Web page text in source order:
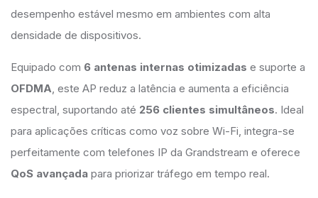
desempenho estável mesmo em ambientes com alta
densidade de dispositivos.
Equipado com 6 antenas internas otimizadas e suporte a
OFDMA, este AP reduz a latência e aumenta a eficiência
espectral, suportando até 256 clientes simultâneos. Ideal
para aplicações críticas como voz sobre Wi-Fi, integra-se
perfeitamente com telefones IP da Grandstream e oferece
QoS avançada para priorizar tráfego em tempo real.